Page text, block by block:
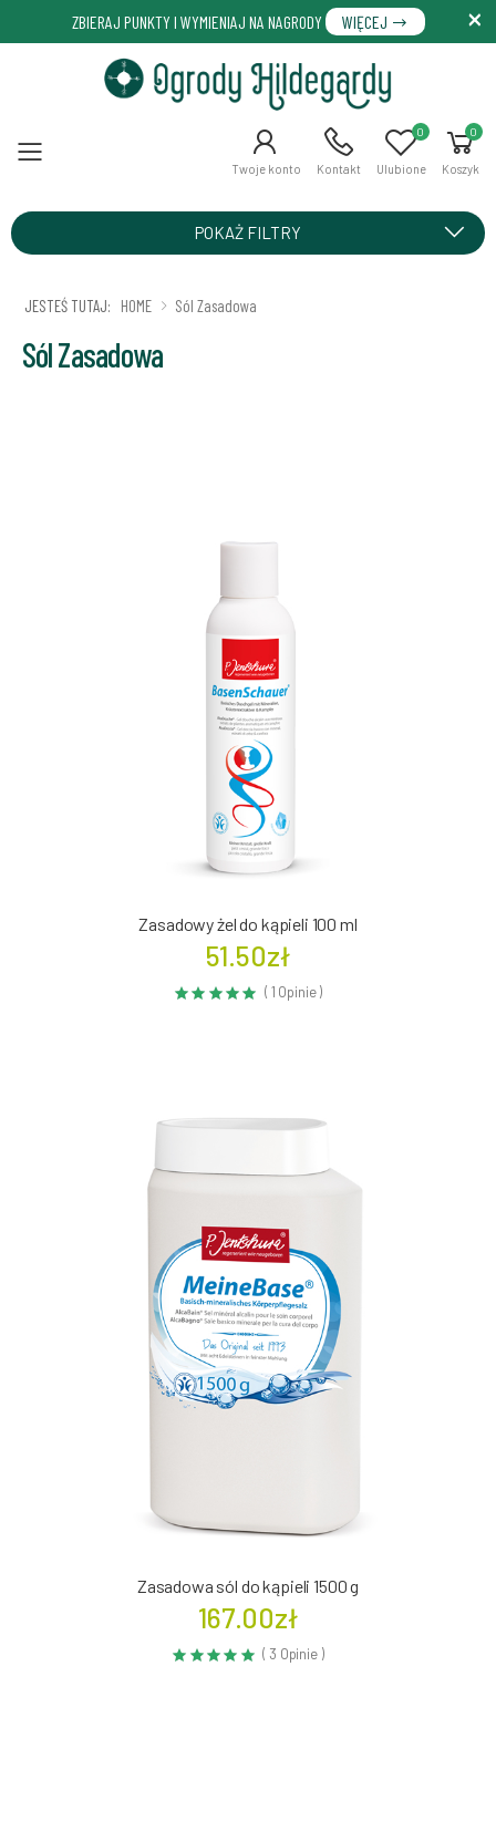
ZBIERAJ PUNKTY I WYMIENIAJ NA NAGRODY WIĘCEJ
Menu Twoje konto Kontakt Ulubione
0 0
Koszyk
POKAŻ FILTRY
JESTEŚ TUTAJ: HOME Sól Zasadowa
Sól Zasadowa
Zasadowy żel do kąpieli 100 ml
51.50zł
( 1 Opinie )
Zasadowa sól do kąpieli 1500 g
167.00zł
( 3 Opinie )